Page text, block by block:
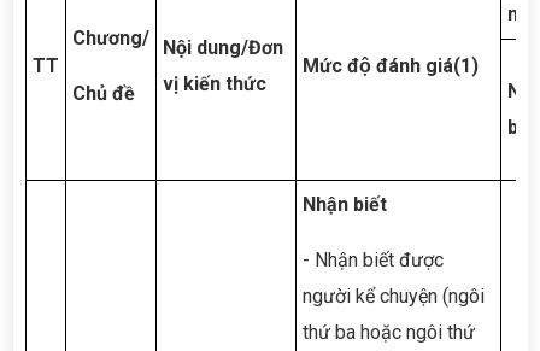
TT
Chương/
Chủ đề
Nội dung/Đơn
vị kiến thức
Mức độ đánh giá(1)
biết
Nhận biết
- Nhận biết được
người kể chuyện (ngôi
thứ ba hoặc ngôi thứ